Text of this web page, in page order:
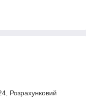
Розрахунковий